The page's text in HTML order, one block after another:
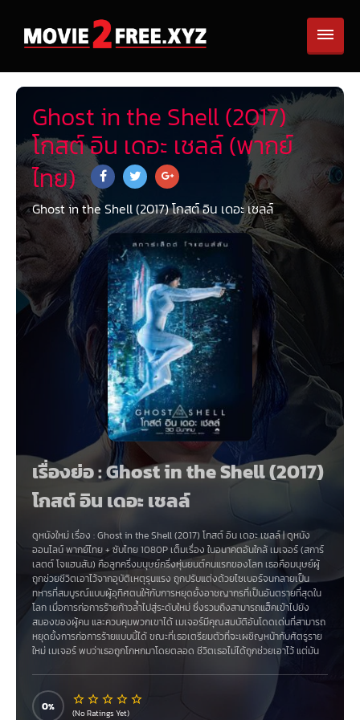
Ghost in the Shell (2017)
โกสต์ อิน เดอะ เชลล์ (พากย์
ไทย)
Ghost in the Shell (2017) โกสต์ อิน เดอะ เชลล์
เรื่องย่อ : Ghost in the Shell (2017)
โกสต์ อิน เดอะ เชลล์
ดูหนังใหม่ เรื่อง :Ghost in the Shell (2017) โกสต์ อิน เดอะ เชลล์|ดูหนัง
ออนไลน์พากย์ไทย+ซับไทย1080P เต็มเรื่อง ในอนาคตอันใกล้ เมเจอร์ (สการ์
เลตต์ โจแฮนสัน) คือลูกครึ่งมนุษย์ครึ่งหุ่นยนต์คนแรกของโลก เธอคือมนุษย์ผู้
ถูกช่วยชีวิตเอาไว้จากอุบัติเหตุรุนแรง ถูกปรับแต่งด้วยไซเบอร์จนกลายเป็น
ทหารที่สมบูรณ์แบบผู้อุทิศตนให้กับการหยุดยั้งอาชญากรที่เป็นอันตรายที่สุดใน
โลก เมื่อการก่อการร้ายก้าวล้ำไปสู่ระดับใหม่ ซึ่งรวมถึงสามารถแฮ็คเข้าไปยัง
สมองของผู้คน และควบคุมพวกเขาได้ เมเจอร์มีคุณสมบัติอันโดดเด่นที่สามารถ
หยุดยั้งการก่อการร้ายแบบนี้ได้ ขณะที่เธอเตรียมตัวที่จะเผชิญหน้ากับศัตรูราย
ใหม่ เมเจอร์ พบว่าเธอถูกโกหกมาโดยตลอด ชีวิตเธอไม่ได้ถูกช่วยเอาไว้ แต่มัน
ถูกขโมยไป เธอจึงไม่ยอมหยุดจนกว่าจะค้นหาอดีตของตัวเองพบ และค้นหาว่า
ใครเป็นผู้กระทำกับเธอเช่นนี้ และหยุดพวกเขาก่อนที่พวกเขาจะทำแบบเดียวกันนี้
กับคนอื่น ๆ
0
(No Ratings Yet)